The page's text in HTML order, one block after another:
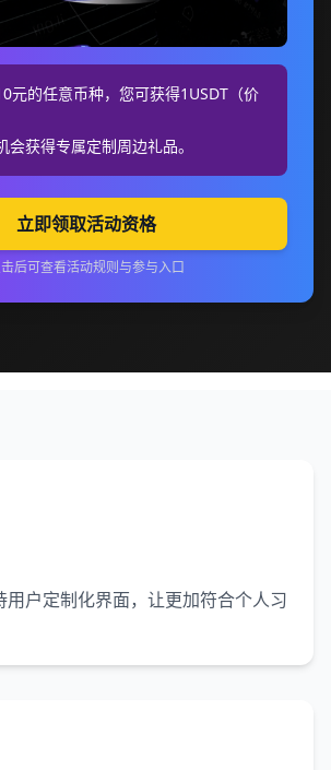
元的任意币种，您可获得1USDT（价
会获得专属定制周边礼品。
立即领取活动资格
后可查看活动规则与参与入口
用户定制化界面，让更加符合个人习